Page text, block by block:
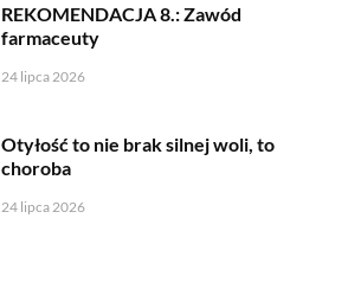
REKOMENDACJA 8.: Zawód
farmaceuty
24 lipca 2026
Otyłość to nie brak silnej woli, to
choroba
24 lipca 2026